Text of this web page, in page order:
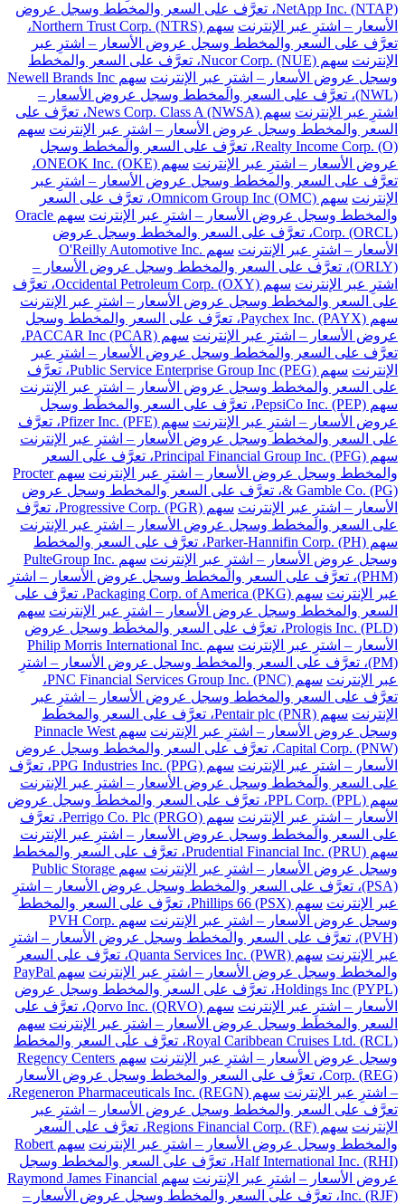
NetApp Inc. (NTAP)، تعرَّف على السعر والمخطط وسجل عروض
الأسعار – اشترِ عبر الإنترنت
سهم Northern Trust Corp. (NTRS)،
تعرَّف على السعر والمخطط وسجل عروض الأسعار – اشترِ عبر
الإنترنت
سهم Nucor Corp. (NUE)، تعرَّف على السعر والمخطط
وسجل عروض الأسعار – اشترِ عبر الإنترنت
سهم Newell Brands Inc
(NWL)، تعرَّف على السعر والمخطط وسجل عروض الأسعار –
اشترِ عبر الإنترنت
سهم News Corp. Class A (NWSA)، تعرَّف على
السعر والمخطط وسجل عروض الأسعار – اشترِ عبر الإنترنت سهم
Realty Income Corp. (O)، تعرَّف على السعر والمخطط وسجل
عروض الأسعار – اشترِ عبر الإنترنت
سهم ONEOK Inc. (OKE)،
تعرَّف على السعر والمخطط وسجل عروض الأسعار – اشترِ عبر
الإنترنت
سهم Omnicom Group Inc (OMC)، تعرَّف على السعر
والمخطط وسجل عروض الأسعار – اشترِ عبر الإنترنت
سهم Oracle
Corp. (ORCL)، تعرَّف على السعر والمخطط وسجل عروض
الأسعار – اشترِ عبر الإنترنت
سهم O'Reilly Automotive Inc.
(ORLY)، تعرَّف على السعر والمخطط وسجل عروض الأسعار –
اشترِ عبر الإنترنت
سهم Occidental Petroleum Corp. (OXY)، تعرَّف
على السعر والمخطط وسجل عروض الأسعار – اشترِ عبر الإنترنت
سهم Paychex Inc. (PAYX)، تعرَّف على السعر والمخطط وسجل
عروض الأسعار – اشترِ عبر الإنترنت
سهم PACCAR Inc (PCAR)،
تعرَّف على السعر والمخطط وسجل عروض الأسعار – اشترِ عبر
الإنترنت
سهم Public Service Enterprise Group Inc (PEG)، تعرَّف
على السعر والمخطط وسجل عروض الأسعار – اشترِ عبر الإنترنت
سهم PepsiCo Inc. (PEP)، تعرَّف على السعر والمخطط وسجل
عروض الأسعار – اشترِ عبر الإنترنت
سهم Pfizer Inc. (PFE)، تعرَّف
على السعر والمخطط وسجل عروض الأسعار – اشترِ عبر الإنترنت
سهم Principal Financial Group Inc. (PFG)، تعرَّف على السعر
والمخطط وسجل عروض الأسعار – اشترِ عبر الإنترنت
سهم Procter
& Gamble Co. (PG)، تعرَّف على السعر والمخطط وسجل عروض
الأسعار – اشترِ عبر الإنترنت
سهم Progressive Corp. (PGR)، تعرَّف
على السعر والمخطط وسجل عروض الأسعار – اشترِ عبر الإنترنت
سهم Parker-Hannifin Corp. (PH)، تعرَّف على السعر والمخطط
وسجل عروض الأسعار – اشترِ عبر الإنترنت
سهم PulteGroup Inc.
(PHM)، تعرَّف على السعر والمخطط وسجل عروض الأسعار – اشترِ
عبر الإنترنت
سهم Packaging Corp. of America (PKG)، تعرَّف على
السعر والمخطط وسجل عروض الأسعار – اشترِ عبر الإنترنت سهم
Prologis Inc. (PLD)، تعرَّف على السعر والمخطط وسجل عروض
الأسعار – اشترِ عبر الإنترنت
سهم Philip Morris International Inc.
(PM)، تعرَّف على السعر والمخطط وسجل عروض الأسعار – اشترِ
عبر الإنترنت
سهم PNC Financial Services Group Inc. (PNC)،
تعرَّف على السعر والمخطط وسجل عروض الأسعار – اشترِ عبر
الإنترنت
سهم Pentair plc (PNR)، تعرَّف على السعر والمخطط
وسجل عروض الأسعار – اشترِ عبر الإنترنت
سهم Pinnacle West
Capital Corp. (PNW)، تعرَّف على السعر والمخطط وسجل عروض
الأسعار – اشترِ عبر الإنترنت
سهم PPG Industries Inc. (PPG)، تعرَّف
على السعر والمخطط وسجل عروض الأسعار – اشترِ عبر الإنترنت
سهم PPL Corp. (PPL)، تعرَّف على السعر والمخطط وسجل عروض
الأسعار – اشترِ عبر الإنترنت
سهم Perrigo Co. Plc (PRGO)، تعرَّف
على السعر والمخطط وسجل عروض الأسعار – اشترِ عبر الإنترنت
سهم Prudential Financial Inc. (PRU)، تعرَّف على السعر والمخطط
وسجل عروض الأسعار – اشترِ عبر الإنترنت
سهم Public Storage
(PSA)، تعرَّف على السعر والمخطط وسجل عروض الأسعار – اشترِ
عبر الإنترنت
سهم Phillips 66 (PSX)، تعرَّف على السعر والمخطط
وسجل عروض الأسعار – اشترِ عبر الإنترنت
سهم PVH Corp.
(PVH)، تعرَّف على السعر والمخطط وسجل عروض الأسعار – اشترِ
عبر الإنترنت
سهم Quanta Services Inc. (PWR)، تعرَّف على السعر
والمخطط وسجل عروض الأسعار – اشترِ عبر الإنترنت
سهم PayPal
Holdings Inc (PYPL)، تعرَّف على السعر والمخطط وسجل عروض
الأسعار – اشترِ عبر الإنترنت
سهم Qorvo Inc. (QRVO)، تعرَّف على
السعر والمخطط وسجل عروض الأسعار – اشترِ عبر الإنترنت سهم
Royal Caribbean Cruises Ltd. (RCL)، تعرَّف على السعر والمخطط
وسجل عروض الأسعار – اشترِ عبر الإنترنت
سهم Regency Centers
Corp. (REG)، تعرَّف على السعر والمخطط وسجل عروض الأسعار
– اشترِ عبر الإنترنت
سهم Regeneron Pharmaceuticals Inc. (REGN)،
تعرَّف على السعر والمخطط وسجل عروض الأسعار – اشترِ عبر
الإنترنت
سهم Regions Financial Corp. (RF)، تعرَّف على السعر
والمخطط وسجل عروض الأسعار – اشترِ عبر الإنترنت
سهم Robert
Half International Inc. (RHI)، تعرَّف على السعر والمخطط وسجل
عروض الأسعار – اشترِ عبر الإنترنت
سهم Raymond James Financial
Inc. (RJF)، تعرَّف على السعر والمخطط وسجل عروض الأسعار –